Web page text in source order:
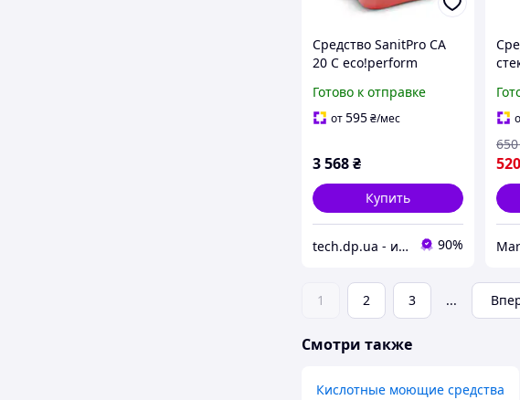
Средство SanitPro CA
20 C eco!perform
Готово к отправке
от595₴/мес
3 568₴
Купить
tech.dp.ua - интернет магазин 90%
520
650
1 2 3 ...
Смотри также
Кислотные моющие средства